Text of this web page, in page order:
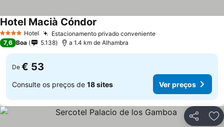
4 EstrelasHotel Estacionamento privado conveniente
Hotel Macià Cóndor
7,6 Boa 5.138 a 1.4 km de Alhambra
De € 53
Consulte os preços de 18 sites Ver preços
Partilhar